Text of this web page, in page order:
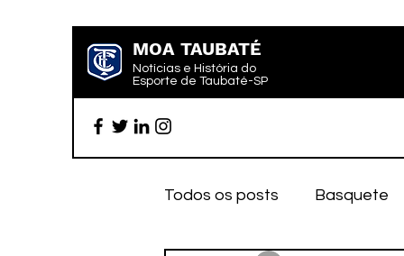
MOA TAUBATÉ
Notícias e História do
Esporte de Taubaté-SP
Todos os posts Basquete